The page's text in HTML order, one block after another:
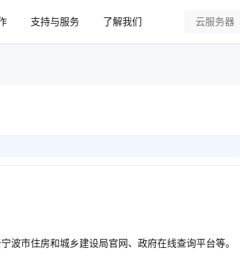
支持与服务
了解我们
市住房和城乡建设局官网、政府在线查询平台等。